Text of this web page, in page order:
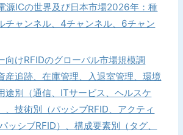
源ICの世界及び日本市場2026年：種
チャンネル、4チャンネル、6チャン
向けRFIDのグローバル市場規模調
産追跡、在庫管理、入退室管理、環境
途別（通信、ITサービス、ヘルスケ
、技術別（パッシブRFID、アクティ
ッシブRFID）、構成要素別（タグ、